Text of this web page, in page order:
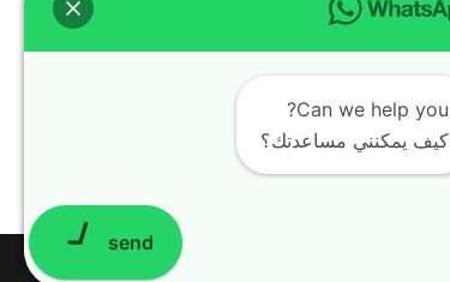
Can we help you?
كيف يمكنني مساعدتك؟
send